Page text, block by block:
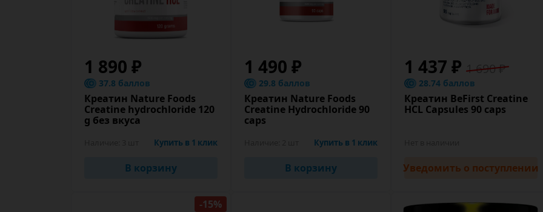
1 890 ₽
37.8 баллов
Креатин Nature Foods
Creatine hydrochloride 120
g без вкуса
Купить в 1 клик
В корзину
1 490 ₽
29.8 баллов
Креатин Nature Foods
Creatine Hydrochloride 90
caps
Купить в 1 клик
В корзину
1 437 ₽1 690 ₽
28.74 баллов
Креатин BeFirst Creatine
HCL Capsules 90 caps
Уведомить о поступлении
-15%